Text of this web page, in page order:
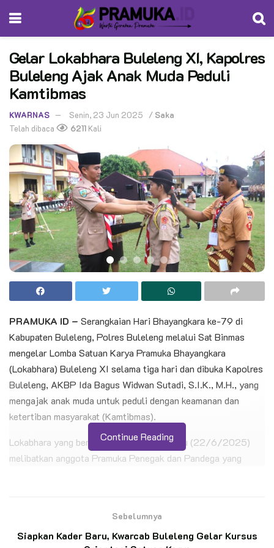
Gelar Lokabhara Buleleng XI, Kapolres
Buleleng Ajak Anak Muda Peduli
Kamtibmas
KWARNAS Senin, 23 Jun 2025 / Saka
Telah dibaca
6211 Kali
PRAMUKA ID – Serangkaian Hari Bhayangkara ke-79 di
Kabupaten Buleleng, Polres Buleleng melalui Sat Binmas
mengelar Lomba Satuan Karya Pramuka Bhayangkara
(Lokabhara) Buleleng XI selama tiga hari dan dibuka Kapolres
Buleleng, AKBP Ida Bagus Widwan Sutadi, S.I.K., M.H., yang
mengajak anak muda untuk peduli dengan keamanan dan
ketertiban masyarakat (Kamtibmas).
Lokabhara yang berlangsung hingga Minggu (22/6/2025)
melibatkan anggota Pramuka Penegak dan Pandega yang
Krida Pencegahan dan Penanggulangan Bencana (PPB), dan
Krida Tempat Kejadian Perkara (TKP).
Continue Reading
Sebelumnya
Siapkan Kader Baru, Kwarcab Buleleng Gelar Kursus